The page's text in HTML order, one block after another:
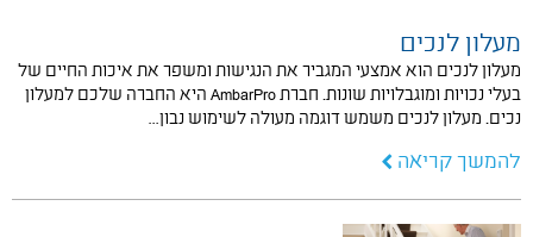
מעלון לנכים
מעלון לנכים הוא אמצעי המגביר את הנגישות ומשפר את איכות החיים של
בעלי נכויות ומוגבלויות שונות. חברת AmbarPro היא החברה שלכם למעלון
נכים. מעלון לנכים משמש דוגמה מעולה לשימוש נבון…
להמשך קריאה